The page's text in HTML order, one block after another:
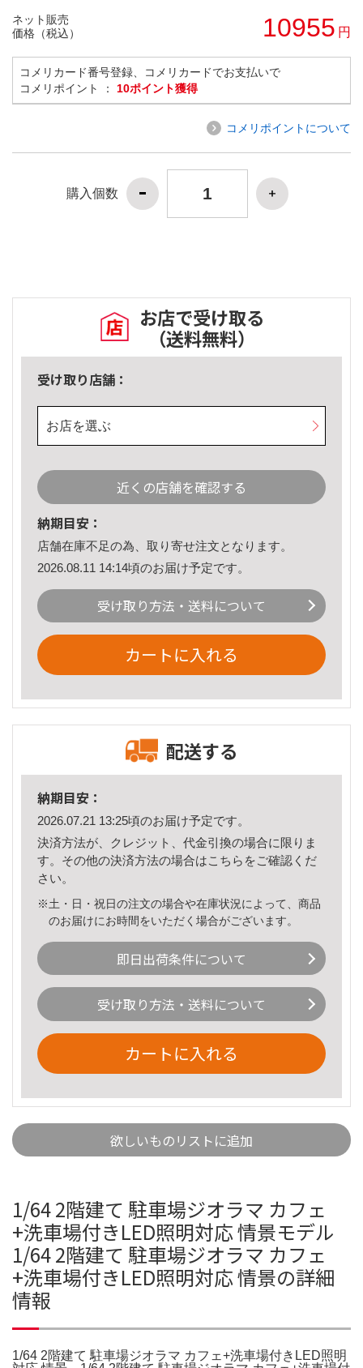
ネット販売
価格（税込）
10955 円
コメリカード番号登録、コメリカードでお支払いで
コメリポイント ： 10ポイント獲得
コメリポイントについて
購入個数
お店で受け取る
（送料無料）
受け取り店舗：
お店を選ぶ
近くの店舗を確認する
納期目安：
店舗在庫不足の為、取り寄せ注文となります。
2026.08.11 14:14頃のお届け予定です。
受け取り方法・送料について
カートに入れる
配送する
納期目安：
2026.07.21 13:25頃のお届け予定です。
決済方法が、クレジット、代金引換の場合に限りま
す。その他の決済方法の場合はこちら をご確認くだ
さい。
※土・日・祝日の注文の場合や在庫状況によって、商品
のお届けにお時間をいただく場合がございます。
即日出荷条件について
受け取り方法・送料について
カートに入れる
欲しいものリストに追加
1/64 2階建て 駐車場ジオラマ カフェ
+洗車場付きLED照明対応 情景モデル
1/64 2階建て 駐車場ジオラマ カフェ
+洗車場付きLED照明対応 情景の詳細
情報
1/64 2階建て 駐車場ジオラマ カフェ+洗車場付きLED照明